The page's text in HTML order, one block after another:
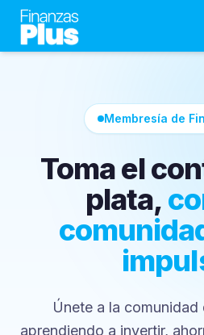
Membresía de
Toma el
plata,
Únete a la
aprendiendo a invertir,